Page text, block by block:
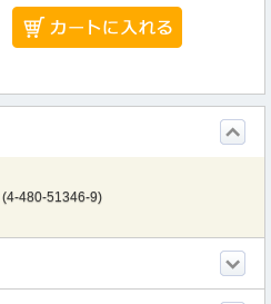
(4-480-51346-9)